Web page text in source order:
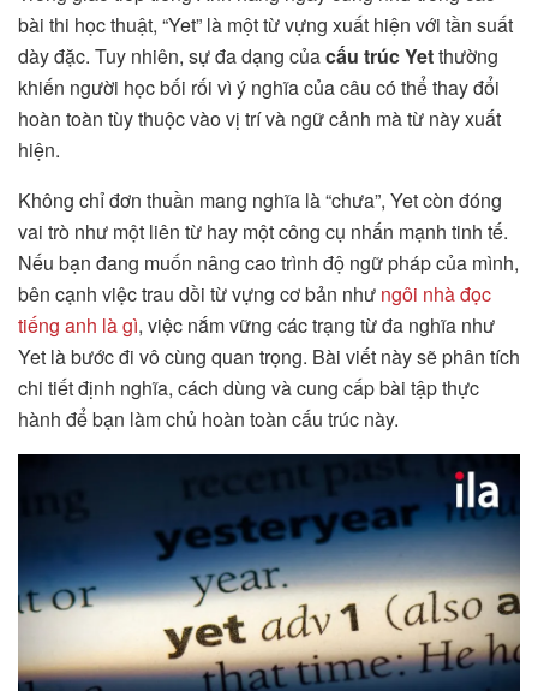
bài thi học thuật, “Yet” là một từ vựng xuất hiện với tần suất
dày đặc. Tuy nhiên, sự đa dạng củacấu trúc Yetthường
khiến người học bối rối vì ý nghĩa của câu có thể thay đổi
hoàn toàn tùy thuộc vào vị trí và ngữ cảnh mà từ này xuất
hiện.
Không chỉ đơn thuần mang nghĩa là “chưa”, Yet còn đóng
vai trò như một liên từ hay một công cụ nhấn mạnh tinh tế.
Nếu bạn đang muốn nâng cao trình độ ngữ pháp của mình,
bên cạnh việc trau dồi từ vựng cơ bản như ngôi nhà đọc
tiếng anh là gì, việc nắm vững các trạng từ đa nghĩa như
Yet là bước đi vô cùng quan trọng. Bài viết này sẽ phân tích
chi tiết định nghĩa, cách dùng và cung cấp bài tập thực
hành để bạn làm chủ hoàn toàn cấu trúc này.